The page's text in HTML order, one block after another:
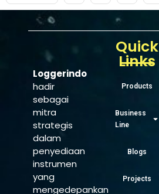
Loggerindo
hadir
sebagai
mitra
strategis
dalam
penyediaan
instrumen
yang
mengedepankan
Quick
Links
Products
Business
Line
Blogs
Projects